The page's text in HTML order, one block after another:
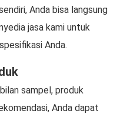
Anda bisa langsung
jasa kami untuk
Anda.
sampel, produk
Anda dapat